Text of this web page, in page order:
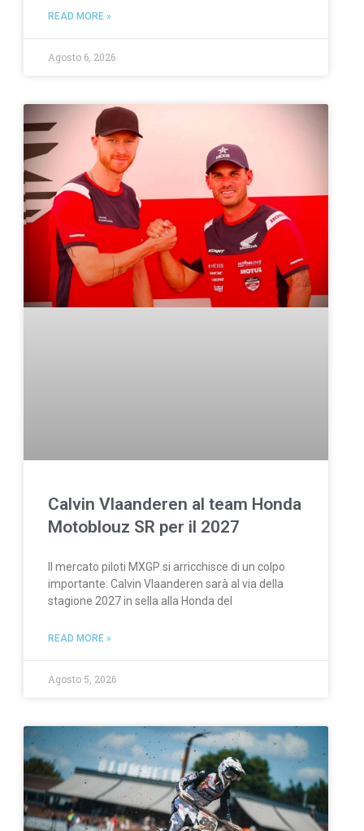
READ MORE »
Agosto 6, 2026
Calvin Vlaanderen al team Honda
Motoblouz SR per il 2027
Il mercato piloti MXGP si arricchisce di un colpo
importante: Calvin Vlaanderen sarà al via della
stagione 2027 in sella alla Honda del
READ MORE »
Agosto 5, 2026